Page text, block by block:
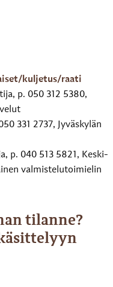
kuljetus/raati
p. 050 312 5380,
331 2737, Jyväskylän
p. 040 513 5821, Keski-
valmistelutoimielin
tilanne?